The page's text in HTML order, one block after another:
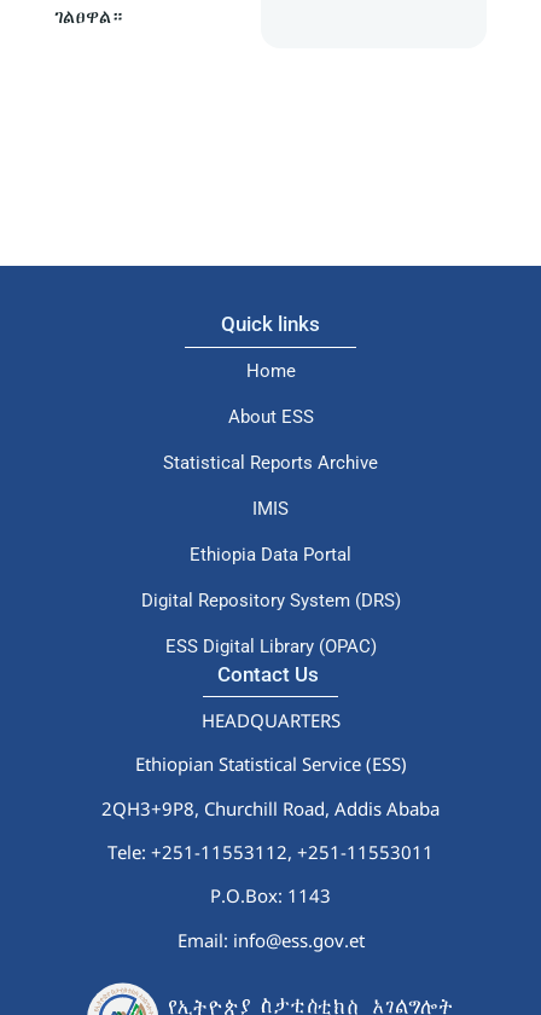
ገልፀዋል።
Quick links
Home
About ESS
Statistical Reports Archive
IMIS
Ethiopia Data Portal
Digital Repository System (DRS)
ESS Digital Library (OPAC)
Contact Us
HEADQUARTERS
Ethiopian Statistical Service (ESS)
2QH3+9P8, Churchill Road, Addis Ababa
Tele: +251-11553112, +251-11553011
P.O.Box: 1143
Email: info@ess.gov.et